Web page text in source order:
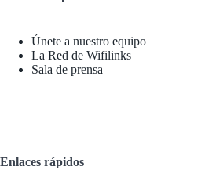
Únete a nuestro equipo
La Red de Wifilinks
Sala de prensa
Enlaces rápidos